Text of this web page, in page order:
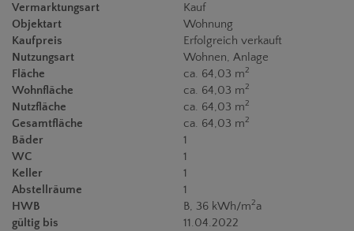
Vermarktungsart
Kauf
Objektart
Wohnung
Kaufpreis
Erfolgreich verkauft
Nutzungsart
Wohnen Anlage
Fläche
ca. 64,03 m2
Wohnfläche ca. 64,03 m2
Nutzfläche ca. 64,03 m2
Gesamtfläche ca. 64,03 m2
Bäder
1
WC
1
Keller
1
Abstellräume
1
HWB
B, 36 kWh/m2a
gültig bis
11.04.2022